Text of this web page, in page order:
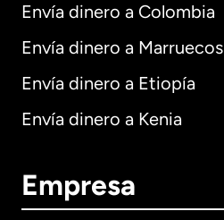
Envía dinero a Colombia
Envía dinero a Marruecos
Envía dinero a Etiopía
Envía dinero a Kenia
Empresa